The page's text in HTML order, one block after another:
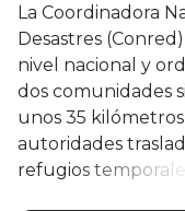
La Coordinadora
Desastres
nivel nacional y
dos comunidades
unos 35
autoridades
refugios